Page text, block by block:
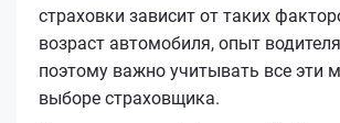
страховки зависит от таких
возраст автомобиля, опыт
поэтому важно учитывать все эти
выборе страховщика.